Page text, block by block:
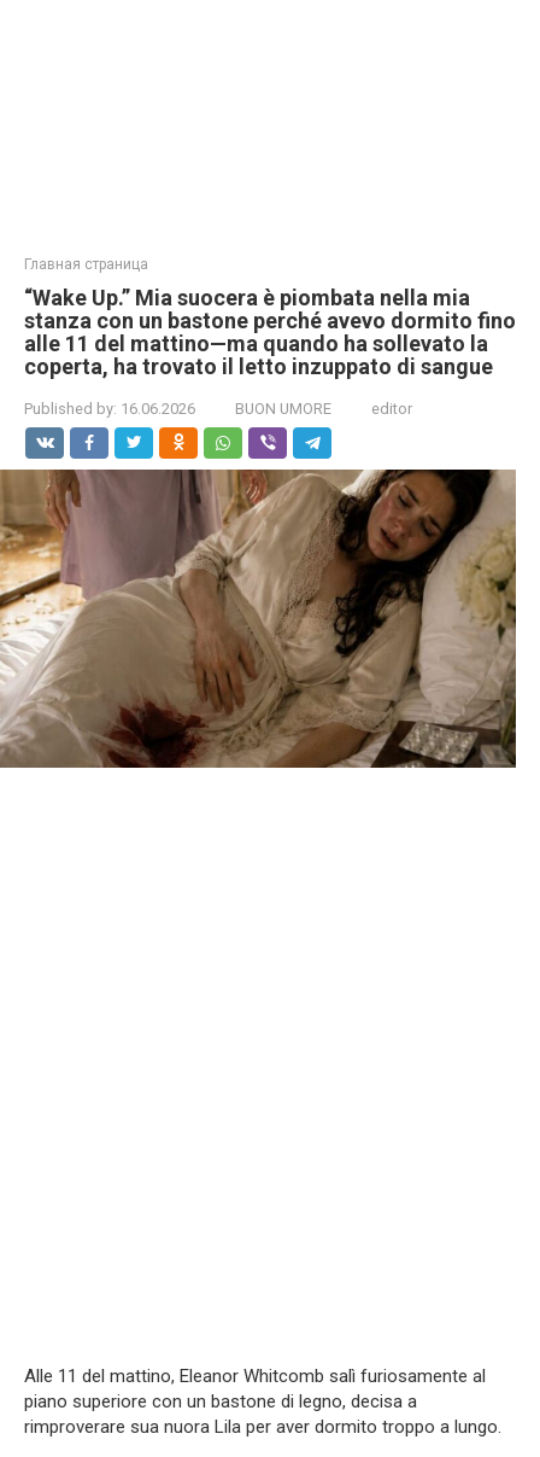
Главная страница
“Wake Up.” Mia suocera è piombata nella mia
stanza con un bastone perché avevo dormito fino
alle 11 del mattino—ma quando ha sollevato la
coperta, ha trovato il letto inzuppato di sangue
Published by: 16.06.2026 BUON UMORE editor
Alle 11 del mattino, Eleanor Whitcomb salì furiosamente al
piano superiore con un bastone di legno, decisa a
rimproverare sua nuora Lila per aver dormito troppo a lungo.